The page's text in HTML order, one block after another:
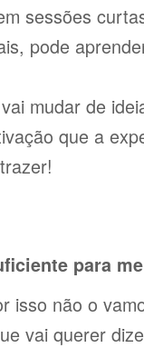
sessões
pode
mudar de
que a
para
isso não o
vai querer